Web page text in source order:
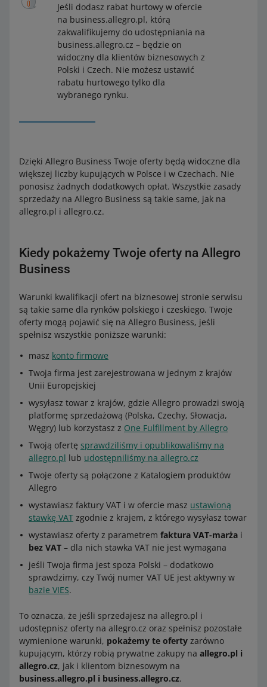
Jeśli dodasz rabat hurtowy w ofercie
na business.allegro.pl, którą
zakwalifikujemy do udostępniania na
business.allegro.cz – będzie on
widoczny dla klientów biznesowych z
Polski i Czech. Nie możesz ustawić
rabatu hurtowego tylko dla
wybranego rynku.
Dzięki Allegro Business Twoje oferty będą widoczne dla
większej liczby kupujących w Polsce i w Czechach. Nie
ponosisz żadnych dodatkowych opłat. Wszystkie zasady
sprzedaży na Allegro Business są takie same, jak na
allegro.pl i allegro.cz.
Kiedy pokażemy Twoje oferty na Allegro
Business
Warunki kwalifikacji ofert na biznesowej stronie serwisu
są takie same dla rynków polskiego i czeskiego. Twoje
oferty mogą pojawić się na Allegro Business, jeśli
spełnisz wszystkie poniższe warunki:
masz konto firmowe
Twoja firma jest zarejestrowana w jednym z krajów
Unii Europejskiej
wysyłasz towar z krajów, gdzie Allegro prowadzi swoją
platformę sprzedażową (Polska, Czechy, Słowacja,
Węgry) lub korzystasz z One Fulfillment by Allegro
Twoją ofertę sprawdziliśmy i opublikowaliśmy na
allegro.pl lub udostępniliśmy na allegro.cz
Twoje oferty są połączone z Katalogiem produktów
Allegro
wystawiasz faktury VAT i w ofercie masz ustawioną
stawkę VAT zgodnie z krajem, z którego wysyłasz towar
wystawiasz oferty z parametrem faktura VAT-marża i
bez VAT – dla nich stawka VAT nie jest wymagana
jeśli Twoja firma jest spoza Polski – dodatkowo
sprawdzimy, czy Twój numer VAT UE jest aktywny w
bazie VIES.
To oznacza, że jeśli sprzedajesz na allegro.pl i
udostępnisz oferty na allegro.cz oraz spełnisz pozostałe
wymienione warunki, pokażemy te oferty zarówno
kupującym, którzy robią prywatne zakupy na allegro.pl i
allegro.cz, jak i klientom biznesowym na
business.allegro.pl i business.allegro.cz.